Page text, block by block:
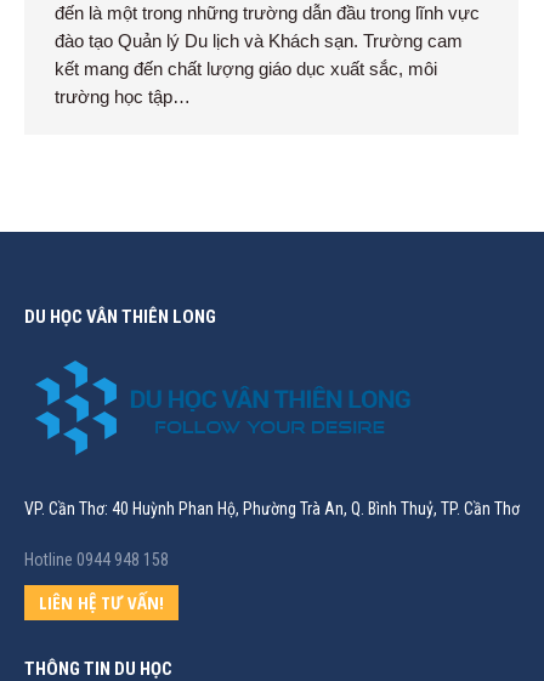
đến là một trong những trường dẫn đầu trong lĩnh vực
đào tạo Quản lý Du lịch và Khách sạn. Trường cam
kết mang đến chất lượng giáo dục xuất sắc, môi
trường học tập…
DU HỌC VÂN THIÊN LONG
VP. Cần Thơ: 40 Huỳnh Phan Hộ, Phường Trà An, Q. Bình Thuỷ, TP. Cần Thơ
Hotline 0944 948 158
LIÊN HỆ TƯ VẤN!
THÔNG TIN DU HỌC